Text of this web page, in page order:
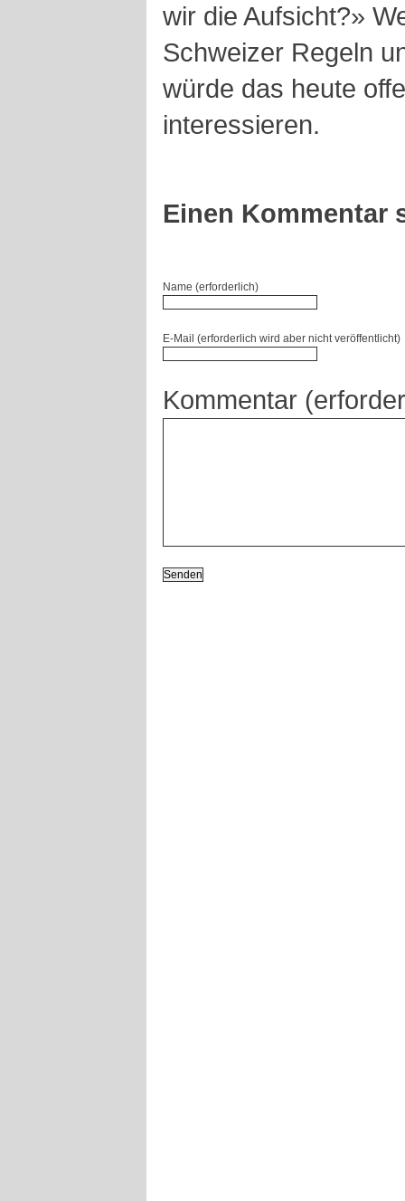
wir die Aufsicht?»
Schweizer Regeln
würde das heute
interessieren.
Einen Kommentar
Name (erforderlich)
E-Mail (erforderlich wird aber nicht veröffentlicht)
Kommentar